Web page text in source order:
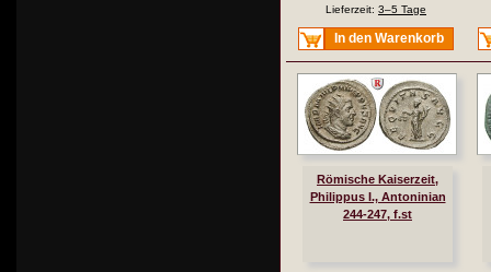
Lieferzeit: 3–5 Tage
In den Warenkorb
Römische Kaiserzeit,
Philippus I., Antoninian
244-247, f.st